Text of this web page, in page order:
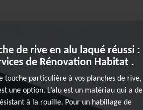
de rive en alu laqué réussi :
de Rénovation Habitat .
touche particulière à vos planches de rive,
une option. L’alu est un matériau qui a de
à la rouille. Pour un habillage de